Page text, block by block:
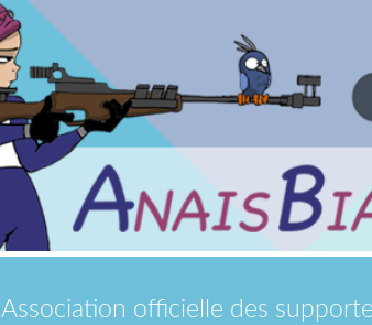
Association officielle des